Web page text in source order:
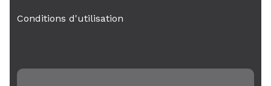
Conditions d'utilisation